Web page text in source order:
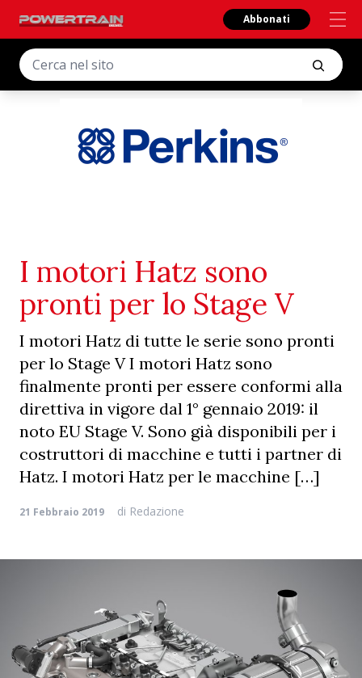
Abbonati
I motori Hatz sono
pronti per lo Stage V
I motori Hatz di tutte le serie sono pronti
per lo Stage V I motori Hatz sono
finalmente pronti per essere conformi alla
direttiva in vigore dal 1° gennaio 2019: il
noto EU Stage V. Sono già disponibili per i
costruttori di macchine e tutti i partner di
Hatz. I motori Hatz per le macchine […]
21 Febbraio 2019 di Redazione